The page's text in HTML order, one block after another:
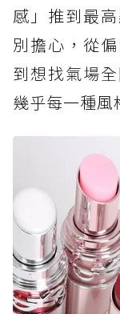
感」推到最
別擔心，從
到想找氣場
幾乎每一種風